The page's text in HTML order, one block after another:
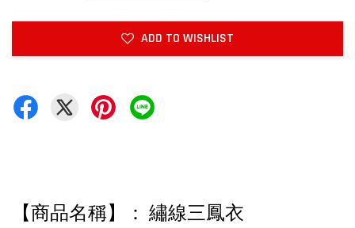
ADD TO WISHLIST
【商品名稱】： 繡線三鳳衣